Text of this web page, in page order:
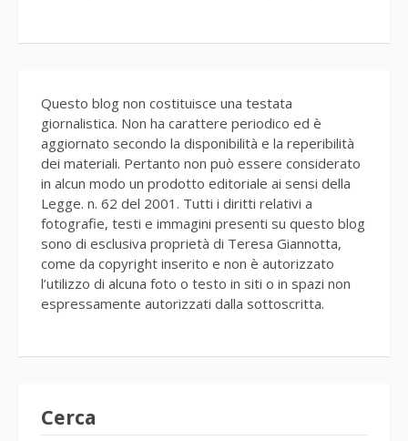
Questo blog non costituisce una testata
giornalistica. Non ha carattere periodico ed è
aggiornato secondo la disponibilità e la reperibilità
dei materiali. Pertanto non può essere considerato
in alcun modo un prodotto editoriale ai sensi della
Legge. n. 62 del 2001. Tutti i diritti relativi a
fotografie, testi e immagini presenti su questo blog
sono di esclusiva proprietà di Teresa Giannotta,
come da copyright inserito e non è autorizzato
l’utilizzo di alcuna foto o testo in siti o in spazi non
espressamente autorizzati dalla sottoscritta.
Cerca